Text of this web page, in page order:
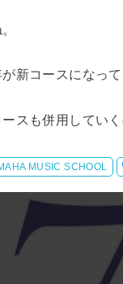
新コースになって
スも併用してい
MUSIC SCHOOL